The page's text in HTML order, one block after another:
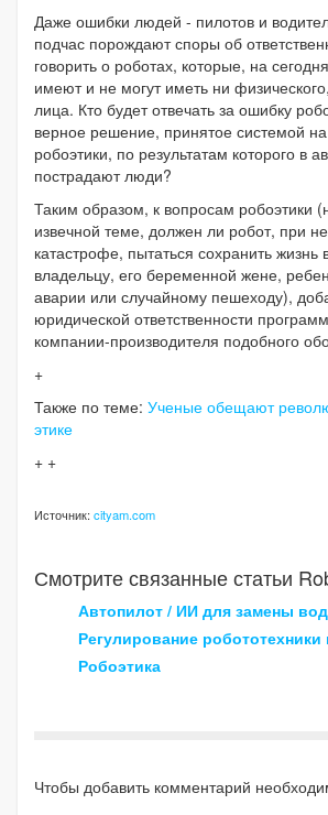
Даже ошибки людей - пилотов и
подчас порождают споры об
говорить о роботах, которые, на
имеют и не могут иметь ни
лица. Кто будет отвечать за ошибку
верное решение, принятое системой
робоэтики, по результатам которого в
пострадают люди?
Таким образом, к вопросам робоэтики
извечной теме, должен ли робот, при
катастрофе, пытаться сохранить жизнь
владельцу, его беременной жене,
аварии или случайному пешеходу),
юридической ответственности
компании-производителя подобного
+
Также по теме: Ученые обещают
этике
+ +
Источник:cityam.com
Смотрите связанные статьи
Автопилот / ИИ для замены
Регулирование
Робоэтика
Чтобы добавить комментарий